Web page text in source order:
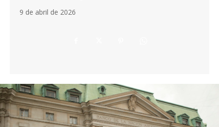
9 de abril de 2026